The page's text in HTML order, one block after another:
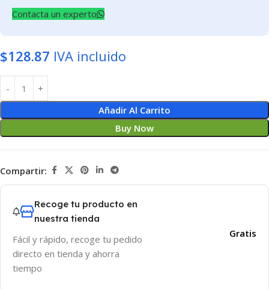
Contacta un experto
$128.87 IVA incluido
Añadir Al Carrito
Buy Now
Compartir:
Recoge tu producto en
nuestra tienda
Fácil y rápido, recoge tu pedido
directo en tienda y ahorra
tiempo
Gratis